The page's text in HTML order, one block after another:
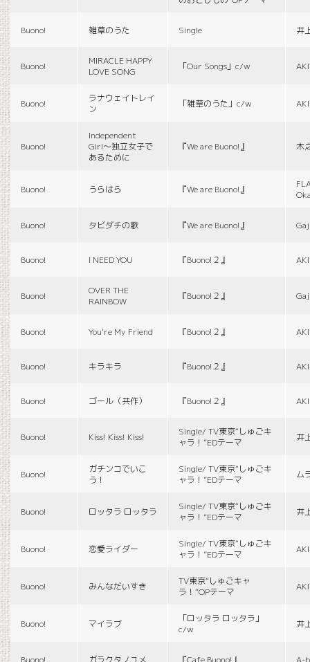
Buono! 雑草のうた Single 井
Buono!
MIRACLE HAPPY
LOVE SONG
「Our Songs」c/w
Buono!
ラナウェイトレイ
ン
「雑草のうた」c/w
Buono!
Independent
Girl〜独立女子で
あるために
『We are Buono!』 木
Buono! うらはら 『We are Buono!』
Buono! タビダチの歌 『We are Buono!』
Buono! I NEED YOU 『Buono!２』
Buono!
OVER THE
RAINBOW
『Buono!２』
Buono! You're My Friend 『Buono!２』
Buono! キラキラ 『Buono!２』
Buono! ゴール（共作） 『Buono!２』
Buono! Kiss! Kiss! Kiss!
Single/ TV東京“しゅごキ
ャラ！”EDテーマ
井
Buono!
ガチンコでいこ
う！
Single/ TV東京“しゅごキ
ャラ！”EDテーマ
ム
Buono! ロッタラ ロッタラ
Single/ TV東京“しゅごキ
ャラ！”EDテーマ
井
Buono! 恋愛ライダー
Single/ TV東京“しゅごキ
ャラ！”EDテーマ
Buono! みんなだいすき
TV東京“しゅごキャ
ラ！”OPテーマ
Buono! マイラブ
「ロッタラ ロッタラ」
c/w
井
Buono! ガラクタノユメ 『Cafe Buono!』 A-